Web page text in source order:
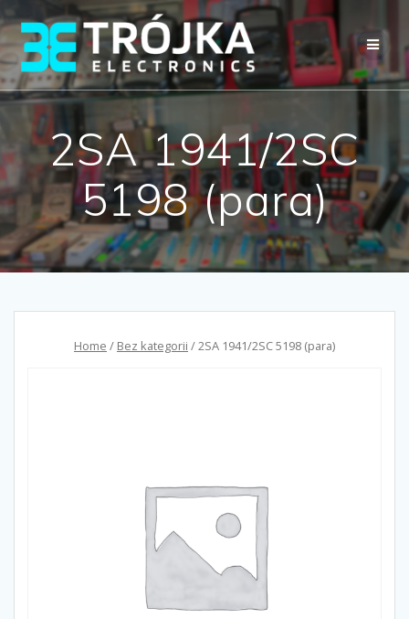
Przejdź
do
treści
2SA 1941/2SC
5198 (para)
Home / Bez kategorii / 2SA 1941/2SC 5198 (para)